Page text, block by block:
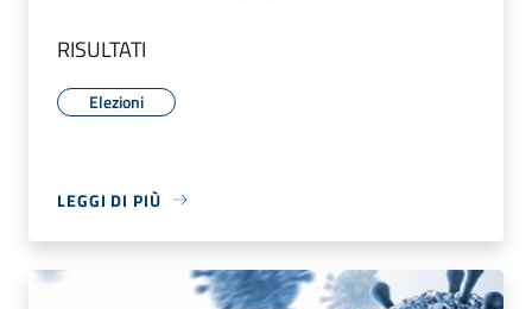
RISULTATI
Elezioni
LEGGI DI PIÙ